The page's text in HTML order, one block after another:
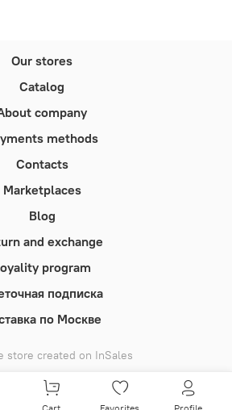
Our stores
Catalog
company
methods
Contacts
Marketplaces
Blog
and exchange
program
подписка
по Москве
store created on InSales